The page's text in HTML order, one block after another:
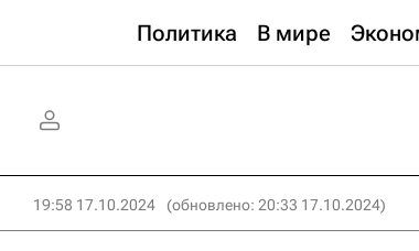
Политика В мире
19:58 17.10.2024 (обновлено: 20:33 17.10.2024)